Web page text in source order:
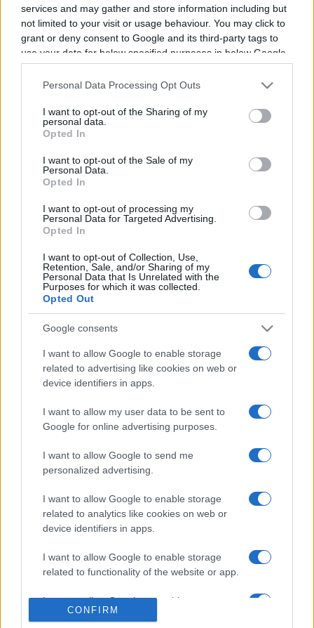
services and may gather and store information including but
not limited to your visit or usage behaviour. You may click to
grant or deny consent to Google and its third-party tags to
use your data for below specified purposes in below Google
consent section.
Personal Data Processing Opt Outs
I want to opt-out of the Sharing of my
personal data.
Opted In
I want to opt-out of the Sale of my
Personal Data.
Opted In
I want to opt-out of processing my
Personal Data for Targeted Advertising.
Opted In
I want to opt-out of Collection, Use,
Retention, Sale, and/or Sharing of my
Personal Data that Is Unrelated with the
Purposes for which it was collected.
Opted Out
Google consents
I want to allow Google to enable storage
related to advertising like cookies on web or
device identifiers in apps.
I want to allow my user data to be sent to
Google for online advertising purposes.
I want to allow Google to send me
personalized advertising.
I want to allow Google to enable storage
related to analytics like cookies on web or
device identifiers in apps.
I want to allow Google to enable storage
related to functionality of the website or app.
I want to allow Google to enable storage
related to personalization.
CONFIRM
Programme TV Rugby >Pro D2> Provence Rugby -
Grenoble
Vendredi 17 Janvier 2025
Provence
Rugby
Grenoble
Il existe 2 autres matchs à venir entre ces
deux équipes :
Provence Rugby - Grenoble (Vendredi 22
Janvier 2027)
Novembre)
CANAL+SPORT . Ce match de la 17e journée dePro D2
verra s'affronterProvence Rugbyet Grenoble
Vendredi 17 Janvier 2025 à 21h00. Pour vous procurer
, rendez-vous chez
notre partenairePlaces-de-Rugby.com:cliquez ici.
, n'hésitez pas à vous rendre
chez notre partenaire RezoSport.com qui sélectionne
l'actu rugby issue des meilleurs médias, et propose